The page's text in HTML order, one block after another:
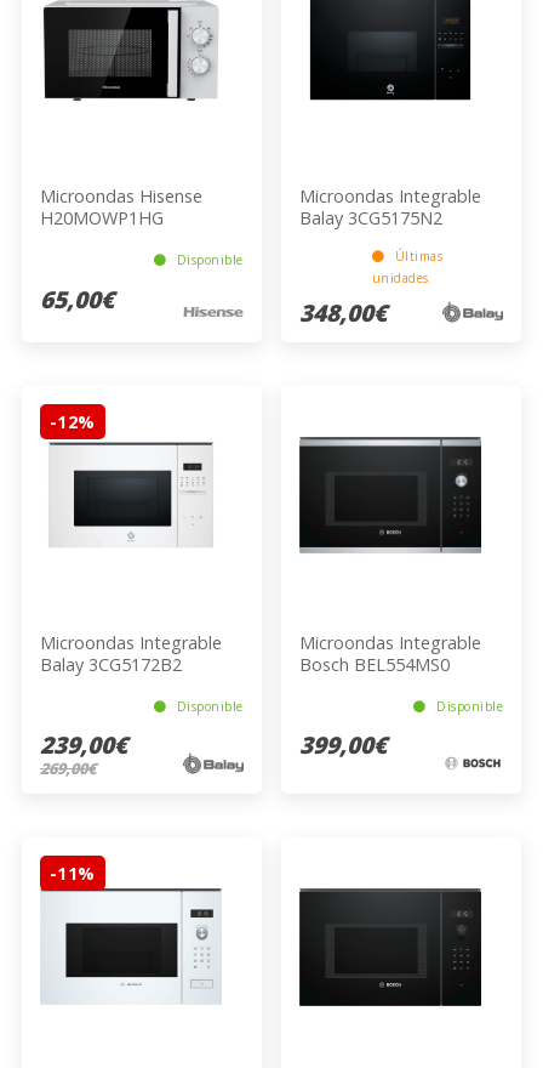
Microondas Hisense
H20MOWP1HG
Disponible
65,00€
Microondas Integrable
Balay 3CG5175N2
Últimas
unidades
348,00€
-12%
Microondas Integrable
Balay 3CG5172B2
Disponible
239,00€
269,00€
Microondas Integrable
Bosch BEL554MS0
Disponible
399,00€
-11%